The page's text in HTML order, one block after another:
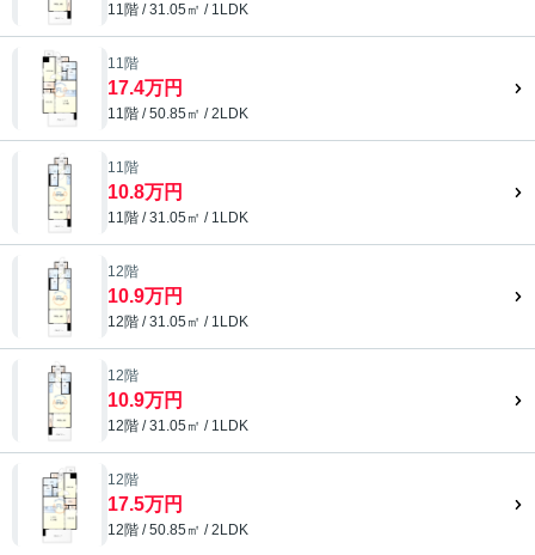
11階 / 31.05㎡ / 1LDK
11階
17.4万円
11階 / 50.85㎡ / 2LDK
11階
10.8万円
11階 / 31.05㎡ / 1LDK
12階
10.9万円
12階 / 31.05㎡ / 1LDK
12階
10.9万円
12階 / 31.05㎡ / 1LDK
12階
17.5万円
12階 / 50.85㎡ / 2LDK